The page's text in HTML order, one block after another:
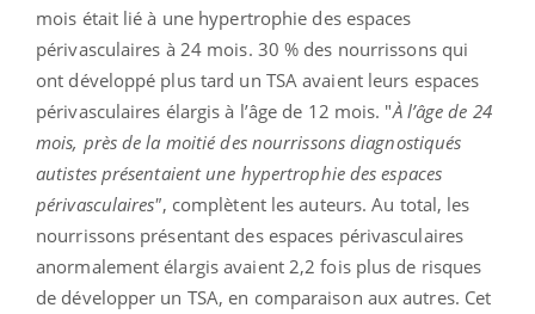
mois était lié à une hypertrophie des espaces
périvasculaires à 24 mois. 30 % des nourrissons qui
ont développé plus tard un TSA avaient leurs espaces
périvasculaires élargis à l’âge de 12 mois. "À l’âge de 24
mois, près de la moitié des nourrissons diagnostiqués
autistes présentaient une hypertrophie des espaces
périvasculaires", complètent les auteurs. Au total, les
nourrissons présentant des espaces périvasculaires
anormalement élargis avaient 2,2 fois plus de risques
de développer un TSA, en comparaison aux autres. Cet